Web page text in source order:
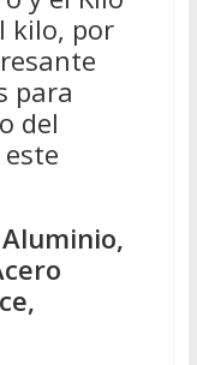
kilo, por
para
del